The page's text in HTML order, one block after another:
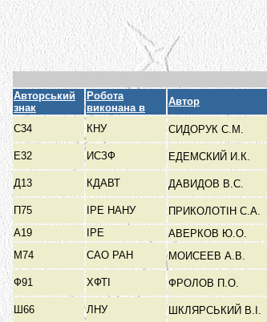
Авторський
знак
Робота
виконана в
Автор
С34
КНУ СИДОРУК С.М.
Е32 ИСЗФ ЕДЕМСКИЙ И.К.
Д13 КДАВТ ДАВИДОВ В.С.
П75 ІРЕ НАНУ ПРИКОЛОТІН С.А.
А19
ІРЕ АВЕРКОВ Ю.О.
М74
САО РАН МОИСЕЕВ А.В.
Ф91 ХФТІ ФРОЛОВ П.О.
Ш66 ЛНУ ШКЛЯРСЬКИЙ В.І.